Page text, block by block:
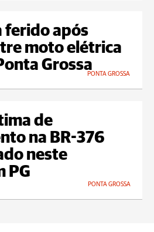
ferido após
moto elétrica
Grossa
PONTA GROSSA
de
na BR-376
neste
PG
PONTA GROSSA